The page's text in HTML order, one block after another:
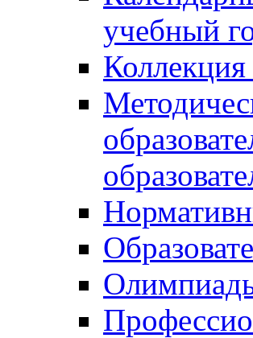
учебный